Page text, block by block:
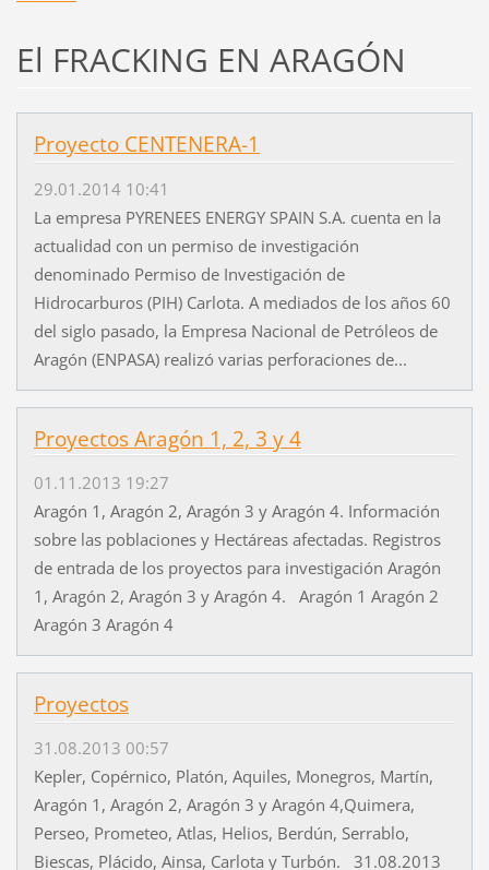
El FRACKING EN ARAGÓN
Proyecto CENTENERA-1
29.01.2014 10:41
La empresa PYRENEES ENERGY SPAIN S.A. cuenta en la
actualidad con un permiso de investigación
denominado Permiso de Investigación de
Hidrocarburos (PIH) Carlota. A mediados de los años 60
del siglo pasado, la Empresa Nacional de Petróleos de
Aragón (ENPASA) realizó varias perforaciones de...
Proyectos Aragón 1, 2, 3 y 4
01.11.2013 19:27
Aragón 1, Aragón 2, Aragón 3 y Aragón 4. Información
sobre las poblaciones y Hectáreas afectadas. Registros
de entrada de los proyectos para investigación Aragón
1, Aragón 2, Aragón 3 y Aragón 4. Aragón 1 Aragón 2
Aragón 3 Aragón 4
Proyectos
31.08.2013 00:57
Kepler, Copérnico, Platón, Aquiles, Monegros, Martín,
Aragón 1, Aragón 2, Aragón 3 y Aragón 4,Quimera,
Perseo, Prometeo, Atlas, Helios, Berdún, Serrablo,
Biescas, Plácido, Ainsa, Carlota y Turbón. 31.08.2013